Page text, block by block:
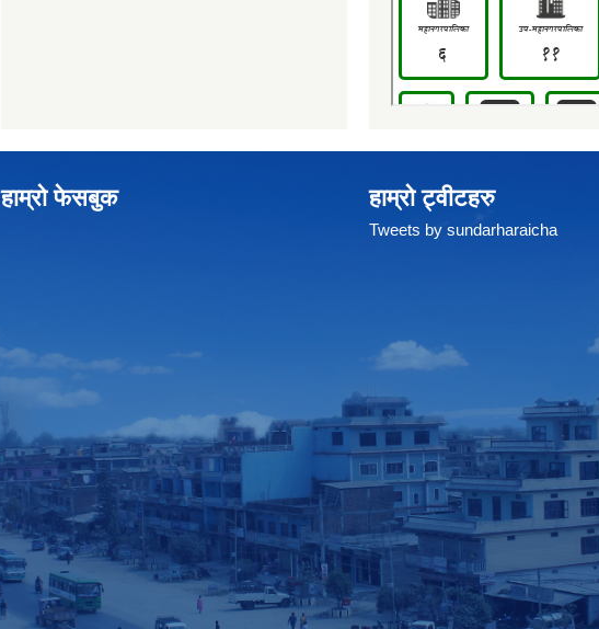
हाम्रो फेसबुक हाम्रो ट्वीटहरु
Tweets by sundarharaicha